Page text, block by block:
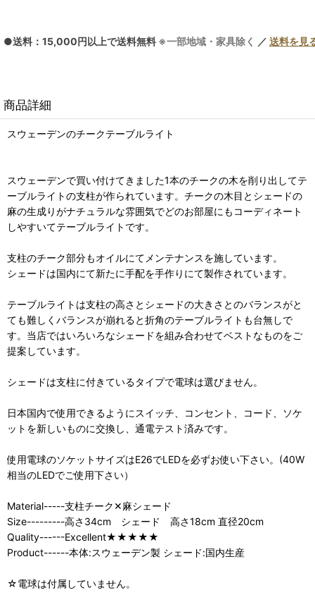
●送料：15,000円以上で送料無料 ※一部地域・家具除く ／ 送料を見
商品詳細
スウェーデンのチークテーブルライト
スウェーデンで買い付けてきました1本のチークの木を削り出してテ
ーブルライトの支柱が作られています。チークの木目とシェードの
麻の生成りがナチュラルな雰囲気でどのお部屋にもコーディネート
しやすいてテーブルライトです。
支柱のチーク部分もオイルにてメンテナンスを施しています。
シェードは国内にて新たに手配を手作りにて製作されています。
テーブルライトは支柱の高さとシェードの大きさとのバランスがと
ても難しくバランスが崩れると折角のテーブルライトも台無しで
す。当店ではいろいろなシェードを組み合わせてベストなものをご
提案しています。
シェードは支柱に付きているタイプで電球は選びません。
日本国内で使用できるようにスイッチ、コンセント、コード、ソケ
ットを新しいものに交換し、通電テスト済みです。
使用電球のソケットサイズはE26でLEDを必ずお使い下さい。(40W
相当のLEDでご使用下さい）
Material-----支柱チーク✕麻シェード
Size---------高さ34cm シェード 高さ18cm 直径20cm
Quality------Excellent★★★★★
Product------本体:スウェーデン製 シェード:国内生産
☆電球は付属していません。